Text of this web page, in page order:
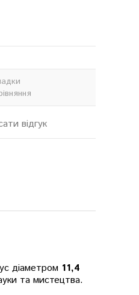
відгук
діаметром 11,4
та мистецтва.